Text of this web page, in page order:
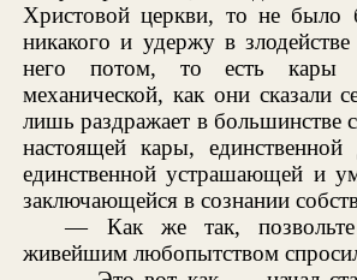
Христовой церкви, то не было
никакого и удержу в
него потом, то есть кары
механической, как они сказали
лишь раздражает в большинстве
настоящей кары, единственной
единственной устрашающей и
заключающейся в сознании
— Как же так,
живейшим любопытством